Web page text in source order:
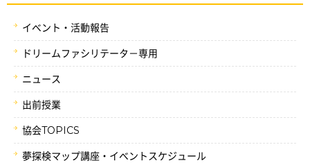
イベント・活動報告
ドリームファシリテータ－専用
ニュース
出前授業
協会TOPICS
夢探検マップ講座・イベントスケジュール